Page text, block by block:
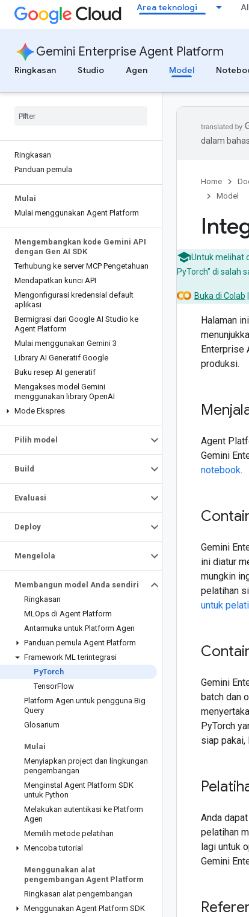
Area teknologi
Gemini Enterprise Agent Platform
Ringkasan
Studio Agen Model
Ringkasan
Panduan pemula
Mulai
Mulai menggunakan Agent Platform
Mengembangkan kode Gemini API
dengan Gen AI SDK
Terhubung ke server MCP Pengetahuan
Mendapatkan kunci API
Mengonfigurasi kredensial default
aplikasi
Bermigrasi dari Google AI Studio ke
Agent Platform
Mulai menggunakan Gemini 3
Library AI Generatif Google
Buku resep AI generatif
Mengakses model Gemini
menggunakan library OpenAI
Mode Ekspres
Pilih model
Build
Evaluasi
Deploy
Mengelola
Membangun model Anda sendiri
Ringkasan
MLOps di Agent Platform
Antarmuka untuk Platform Agen
Panduan pemula Agent Platform
Framework ML terintegrasi
PyTorch
TensorFlow
Platform Agen untuk pengguna Big
Query
Glosarium
Mulai
Menyiapkan project dan lingkungan
pengembangan
Menginstal Agent Platform SDK
untuk Python
Melakukan autentikasi ke Platform
Agen
Memilih metode pelatihan
Mencoba tutorial
Menggunakan alat
pengembangan Agent Platform
Ringkasan alat pengembangan
Menggunakan Agent Platform SDK
dalam
Home
Model
Untuk melihat
PyTorch" di salah
Buka di Colab
Halaman
Enterprise
produksi.
Agent
Gemini
notebook.
Gemini
ini diatur
mungkin
pelatihan
untuk
Gemini
batch dan
PyTorch
siap pakai,
Anda
pelatihan
lagi untuk
Gemini